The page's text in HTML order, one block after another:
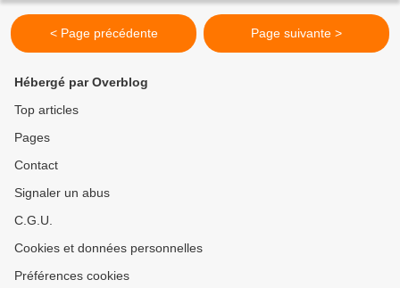
< Page précédente Page suivante >
Hébergé par Overblog
Top articles
Pages
Contact
Signaler un abus
C.G.U.
Cookies et données personnelles
Préférences cookies